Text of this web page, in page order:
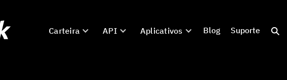
Carteira API Aplicativos Blog Suporte